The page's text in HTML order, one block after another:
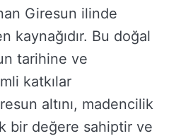
Giresun ilinde
kaynağıdır. Bu doğal
tarihine ve
katkılar
altını, madencilik
bir değere sahiptir ve